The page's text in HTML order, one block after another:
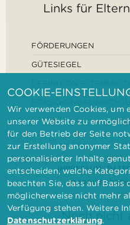
Links für
FÖRDERUNGEN
GÜTESIEGEL
IMPRESSUM
Noch nicht
COOKIE-
Wir verwenden Cookies, um
unserer Website zu
für den Betrieb der Seite
zur Erstellung anonymer
personalisierter Inhalte
entscheiden, welche
beachten Sie, dass auf
möglicherweise nicht mehr
Verfügung stehen. Weitere
Datenschutzerklärung.